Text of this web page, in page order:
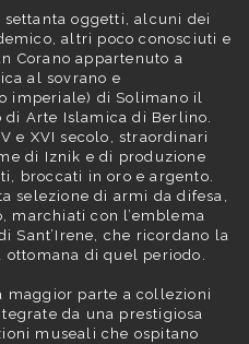
oggetti, alcuni dei
altri poco conosciuti e
Corano appartenuto a
al sovrano e
imperiale) di Solimano il
di Arte Islamica di Berlino.
e XVI secolo, straordinari
di Iznik e di produzione
broccati in oro e argento.
selezione di armi da difesa,
marchiati con l’emblema
Sant’Irene, che ricordano la
ottomana di quel periodo.
maggior parte a collezioni
da una prestigiosa
museali che ospitano